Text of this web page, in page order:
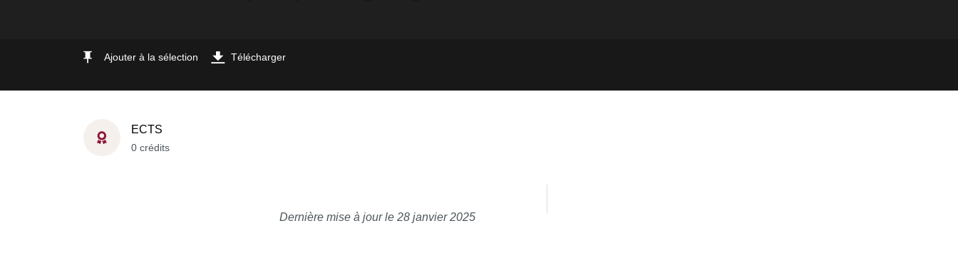
Ajouter à la sélection Télécharger
ECTS
0 crédits
Dernière mise à jour le 28 janvier 2025